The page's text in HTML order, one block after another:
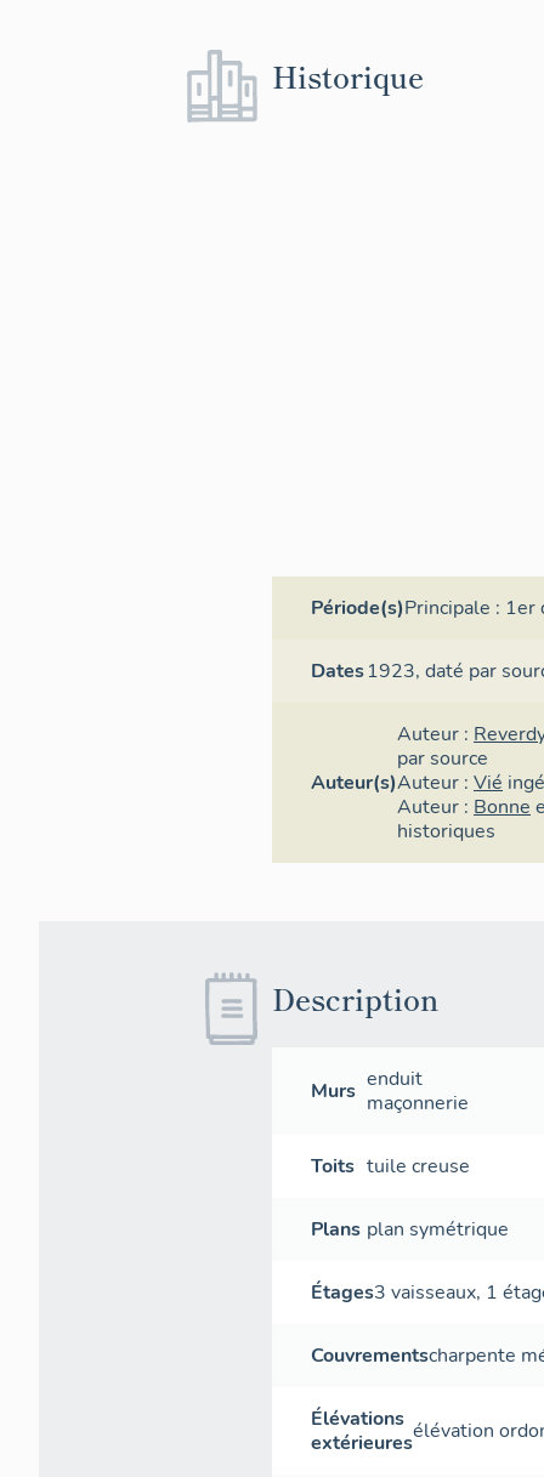
Historique
Période(s)Principale : 1er
Dates1923,daté par
Auteur(s)
Auteur :
par source
Auteur : Vié
Auteur : Bonne
historiques
Description
Murs enduit
maçonnerie
Toits tuile creuse
Plans plan symétrique
Étages3 vaisseaux, 1
Couvrementscharpente
Élévations
extérieuresélévation